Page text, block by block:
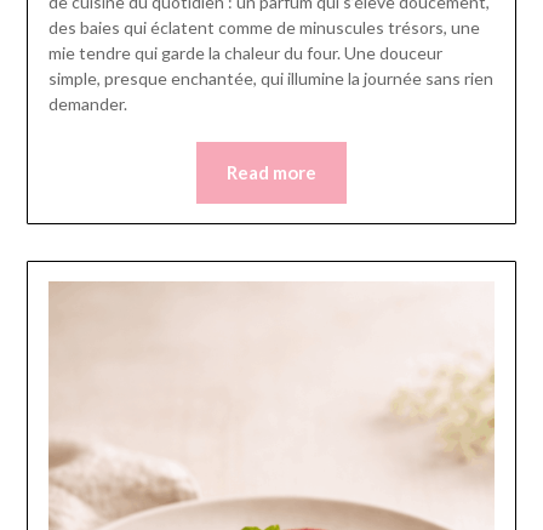
des baies qui éclatent comme de minuscules trésors, une
mie tendre qui garde la chaleur du four. Une douceur
simple, presque enchantée, qui illumine la journée sans rien
demander.
Read more